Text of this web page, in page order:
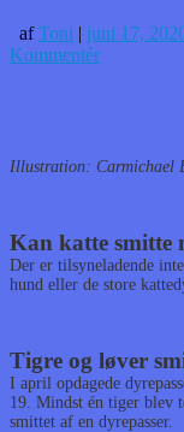
afToni | juni 17,
Kommentér
Illustration: Carmichael
Kan katte smitte
Der er tilsyneladende
hund eller de store
Tigre og løver
I april opdagede
19. Mindst én tiger blev
smittet af en dyrepasser.